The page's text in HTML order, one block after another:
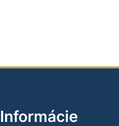
Informácie